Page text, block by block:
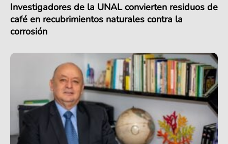
Investigadores de la UNAL convierten residuos de
café en recubrimientos naturales contra la
corrosión